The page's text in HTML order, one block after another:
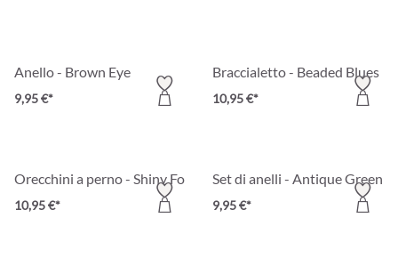
Anello - Brown Eye
9,95 €*
Braccialetto - Beaded Blues
10,95 €*
Orecchini a perno - Shiny Forest
10,95 €*
Set di anelli - Antique Green
9,95 €*